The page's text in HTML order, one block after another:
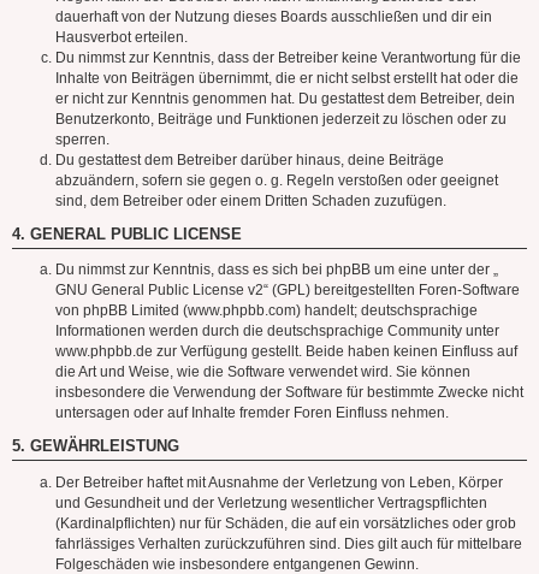
dauerhaft von der Nutzung dieses Boards ausschließen und dir ein
Hausverbot erteilen.
Du nimmst zur Kenntnis, dass der Betreiber keine Verantwortung für die
Inhalte von Beiträgen übernimmt, die er nicht selbst erstellt hat oder die
er nicht zur Kenntnis genommen hat. Du gestattest dem Betreiber, dein
Benutzerkonto, Beiträge und Funktionen jederzeit zu löschen oder zu
sperren.
Du gestattest dem Betreiber darüber hinaus, deine Beiträge
abzuändern, sofern sie gegen o. g. Regeln verstoßen oder geeignet
sind, dem Betreiber oder einem Dritten Schaden zuzufügen.
4. GENERAL PUBLIC LICENSE
Du nimmst zur Kenntnis, dass es sich bei phpBB um eine unter der „
GNU General Public License v2“ (GPL) bereitgestellten Foren-Software
von phpBB Limited (www.phpbb.com) handelt; deutschsprachige
Informationen werden durch die deutschsprachige Community unter
www.phpbb.de zur Verfügung gestellt. Beide haben keinen Einfluss auf
die Art und Weise, wie die Software verwendet wird. Sie können
insbesondere die Verwendung der Software für bestimmte Zwecke nicht
untersagen oder auf Inhalte fremder Foren Einfluss nehmen.
5. GEWÄHRLEISTUNG
Der Betreiber haftet mit Ausnahme der Verletzung von Leben, Körper
und Gesundheit und der Verletzung wesentlicher Vertragspflichten
(Kardinalpflichten) nur für Schäden, die auf ein vorsätzliches oder grob
fahrlässiges Verhalten zurückzuführen sind. Dies gilt auch für mittelbare
Folgeschäden wie insbesondere entgangenen Gewinn.